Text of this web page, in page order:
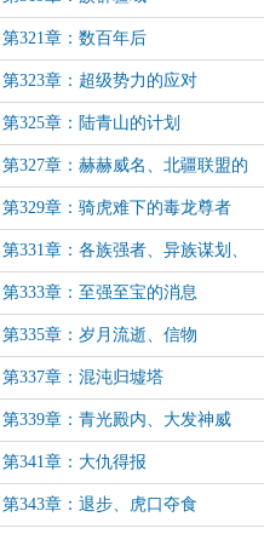
第321章：数百年后
第323章：超级势力的应对
第325章：陆青山的计划
第327章：赫赫威名、北疆联盟的
谋划
第329章：骑虎难下的毒龙尊者
第331章：各族强者、异族谋划、
嫦鹫之主
第333章：至强至宝的消息
第335章：岁月流逝、信物
第337章：混沌归墟塔
第339章：青光殿内、大发神威
第341章：大仇得报
第343章：退步、虎口夺食